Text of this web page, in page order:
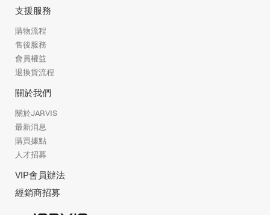
支援服務
購物流程
售後服務
會員權益
退換貨流程
關於我們
關於JARVIS
最新消息
購買據點
人才招募
VIP會員辦法
經銷商招募